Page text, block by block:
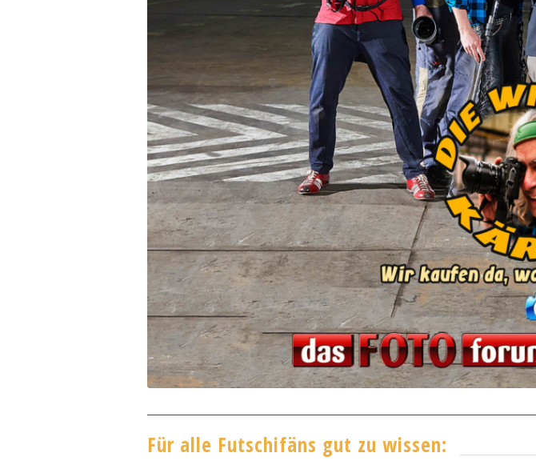
Für alle Futschifäns gut zu wissen: